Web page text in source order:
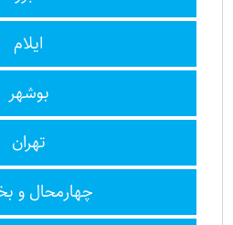
ایلام
بوشهر
تهران
چهارمحال و